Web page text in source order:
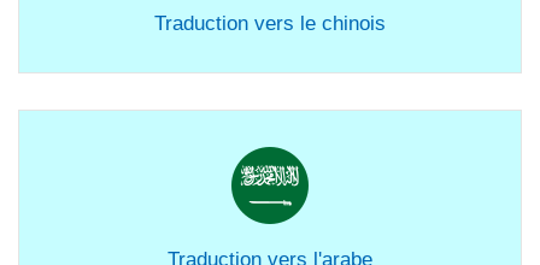
Traduction vers le chinois
Traduction vers l'arabe